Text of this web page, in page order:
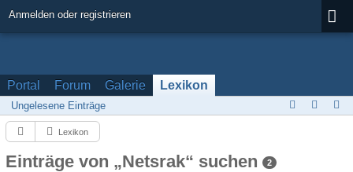
Anmelden oder registrieren
Portal Forum Galerie Lexikon
Ungelesene Einträge
Lexikon
Einträge von „Netsrak“ suchen 2